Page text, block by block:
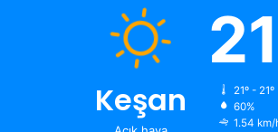
Keşan
21
21º - 21º
60%
1.54 km/